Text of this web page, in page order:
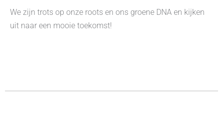
We zijn trots op onze roots en ons groene DNA en kijken
uit naar een mooie toekomst!